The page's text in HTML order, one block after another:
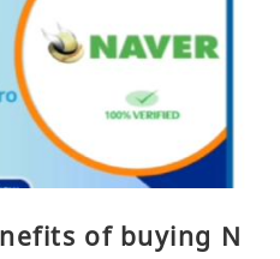
of buying N